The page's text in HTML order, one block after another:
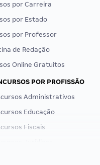
por Carreira
por Estado
por Professor
de Redação
Online Gratuitos
POR PROFISSÃO
Administrativos
Educação
Fiscais